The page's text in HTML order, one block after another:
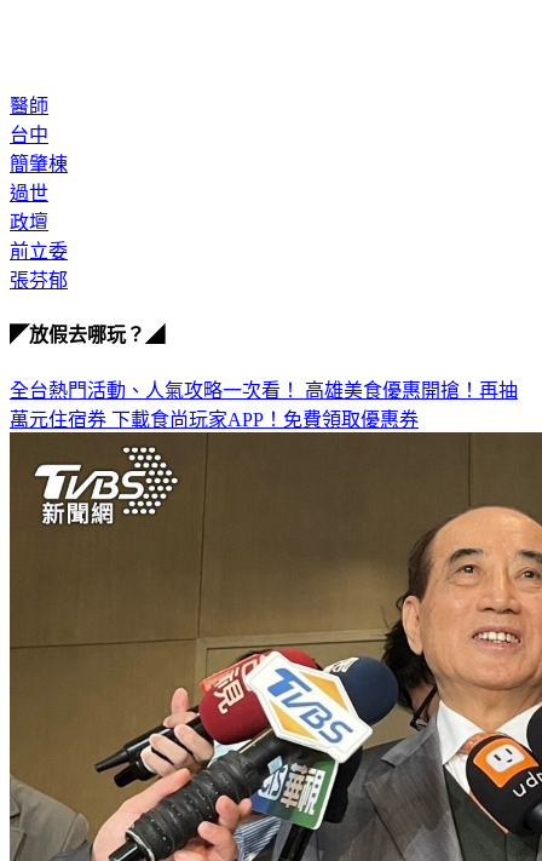
醫師
台中
簡肇棟
過世
政壇
前立委
張芬郁
◤放假去哪玩？◢
全台熱門活動、人氣攻略一次看！ 高雄美食優惠開搶！再抽
萬元住宿券 下載食尚玩家APP！免費領取優惠券